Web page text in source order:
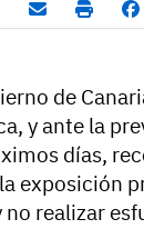
de
y ante la
días,
exposición
realizar